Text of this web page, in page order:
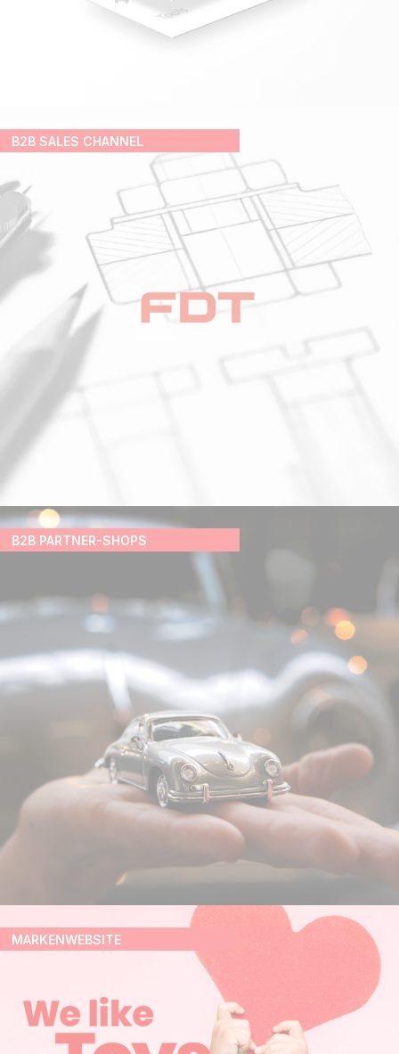
B2B SALES CHANNEL
B2B PARTNER-SHOPS
MARKENWEBSITE